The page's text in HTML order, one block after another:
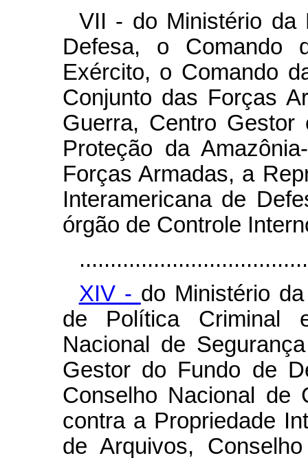
VII - do Ministério da
Defesa, o Comando
Exército, o Comando
Conjunto das Forças
Guerra, Centro
Proteção da
Forças Armadas, a
Interamericana de
órgão de Controle
XIV - do Ministério
de Política Criminal
Nacional de
Gestor do Fundo de
Conselho Nacional de
contra a Propriedade
de Arquivos,